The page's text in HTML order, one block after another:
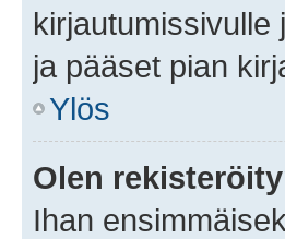
kirjautumissivulle
ja pääset pian
Ylös
Olen
Ihan